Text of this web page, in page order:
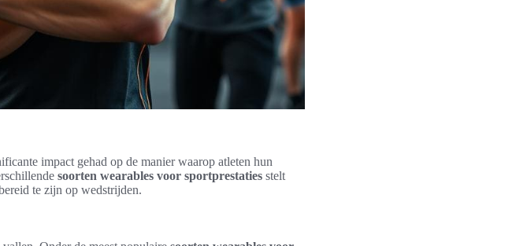
impact gehad op de manier waarop atleten hun
soorten wearables voor sportprestaties stelt
te zijn op wedstrijden.